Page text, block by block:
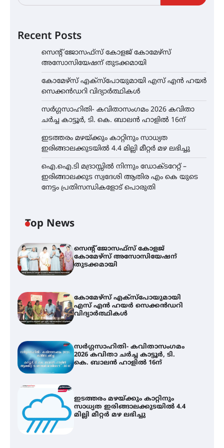
Recent Posts
സെന്റ് ജോസഫ്സ് കോളജ് കോമേഴ്‌സ്
അസോസിയേഷന് തുടക്കമായി
കോമേഴ്സ് എക്സ്പോയുമായി എസ് എൻ ഹയർ
സെക്കൻഡറി വിദ്യാർത്ഥികൾ
സർഗ്ഗസാഹിതി- കവിതാസംഗമം 2026 കവിതാ
ചർച്ച കാട്ടൂർ, ടി. കെ. ബാലൻ ഹാളിൽ 16ന്
ഇടത്തരം മഴയ്ക്കും കാറ്റിനും സാധ്യത
ഇരിങ്ങാലക്കുടയിൽ 4.4 മില്ലി മീറ്റർ മഴ ലഭിച്ചു
ഐ.ഐ.ടി മദ്രാസ്സിൽ നിന്നും ഡോക്ടറേറ്റ് –
ഇരിങ്ങാലക്കുട സ്വദേശി ആതിര എം കെ യുടെ
നേട്ടം പ്രതിസന്ധികളോട് പൊരുതി
Top News
സെന്റ് ജോസഫ്സ് കോളജ്
കോമേഴ്‌സ് അസോസിയേഷന്
തുടക്കമായി
കോമേഴ്സ് എക്സ്പോയുമായി
എസ് എൻ ഹയർ സെക്കൻഡറി
വിദ്യാർത്ഥികൾ
സർഗ്ഗസാഹിതി- കവിതാസംഗമം
2026 കവിതാ ചർച്ച കാട്ടൂർ, ടി.
കെ. ബാലൻ ഹാളിൽ 16ന്
ഇടത്തരം മഴയ്ക്കും കാറ്റിനും
സാധ്യത ഇരിങ്ങാലക്കുടയിൽ 4.4
മില്ലി മീറ്റർ മഴ ലഭിച്ചു